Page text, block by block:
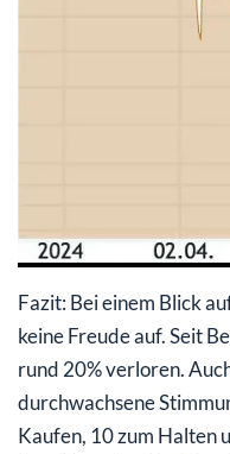
Fazit: Bei einem Blick
keine Freude auf. Seit
rund 20% verloren.
durchwachsene
Kaufen, 10 zum Halten